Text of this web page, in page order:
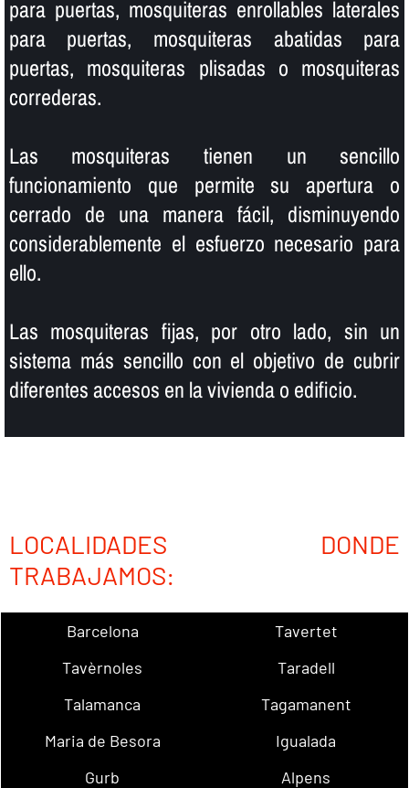
para puertas, mosquiteras enrollables laterales
para puertas, mosquiteras abatidas para
puertas, mosquiteras plisadas o mosquiteras
correderas.
Las mosquiteras tienen un sencillo
funcionamiento que permite su apertura o
cerrado de una manera fácil, disminuyendo
considerablemente el esfuerzo necesario para
ello.
Las mosquiteras fijas, por otro lado, sin un
sistema más sencillo con el objetivo de cubrir
diferentes accesos en la vivienda o edificio.
LOCALIDADES DONDE
TRABAJAMOS:
Barcelona
Tavertet
Tavèrnoles
Taradell
Talamanca
Tagamanent
Maria de Besora
Igualada
Gurb
Alpens